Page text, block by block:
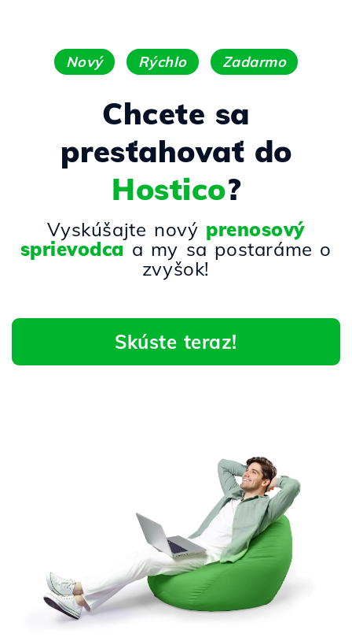
Nový Rýchlo Zadarmo
Chcete sa
presťahovať do
Hostico?
Vyskúšajte nový prenosový
sprievodca a my sa postaráme o
zvyšok!
Skúste teraz!